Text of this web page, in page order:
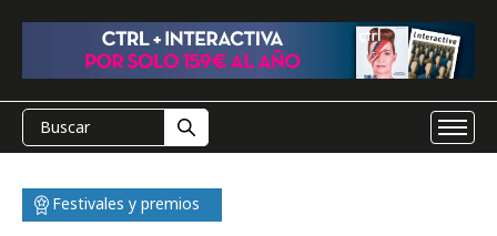
Festivales y premios